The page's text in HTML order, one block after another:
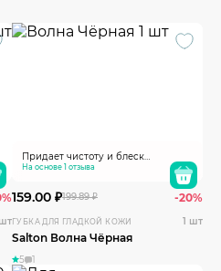
Придает чистоту и блеск
ботинкам. Губка очень долговечна
На основе 1 отзыва
159.00 ₽199.89 ₽ -20%
ГУБКА ДЛЯ ГЛАДКОЙ КОЖИ 1 шт
Salton Волна Чёрная
5 1